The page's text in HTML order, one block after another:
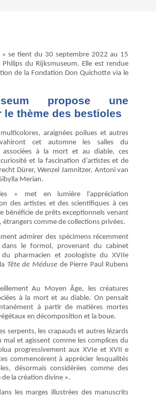
» se tient du 30 septembre 2022 au 15
Philips du Rijksmuseum. Elle est rendue
de la Fondation Don Quichotte via le
propose une
thème des bestioles
araignées poilues et autres
cet automne les salles du
associées à la mort et au diable, ces
et la fascination d’artistes et de
Dürer, Wenzel Jamnitzer, Antoni van
Merian.
» met en lumière l’appréciation
des artistes et des scientifiques à ces
bénéficie de prêts exceptionnels venant
étrangers comme de collections privées.
admirer des spécimens récemment
dans le formol, provenant du cabinet
du pharmacien et zoologiste du XVIIe
Tête de Méduse de Pierre Paul Rubens
Au Moyen Âge, les créatures
à la mort et au diable. On pensait
à partir de matières mortes
en décomposition et la boue.
serpents, les crapauds et autres lézards
et agissent comme les complices du
progressivement aux XVIe et XVII e
commencèrent à apprécier lesqualités
désormais considérées comme des
la création divine ».
les marges illustrées des manuscrits